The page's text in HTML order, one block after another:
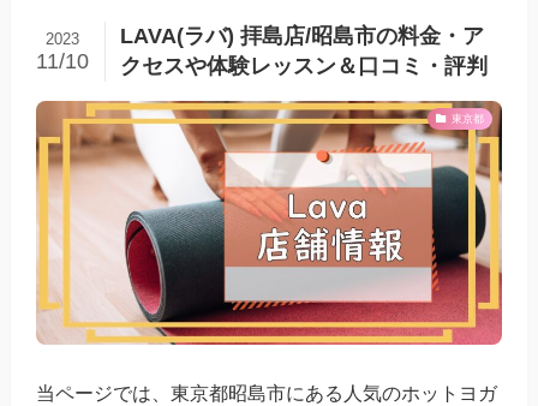
LAVA(ラバ) 拝島店/昭島市の料金・ア
クセスや体験レッスン＆口コミ・評判
2023
11/10
東京都
当ページでは、東京都昭島市にある人気のホットヨガ